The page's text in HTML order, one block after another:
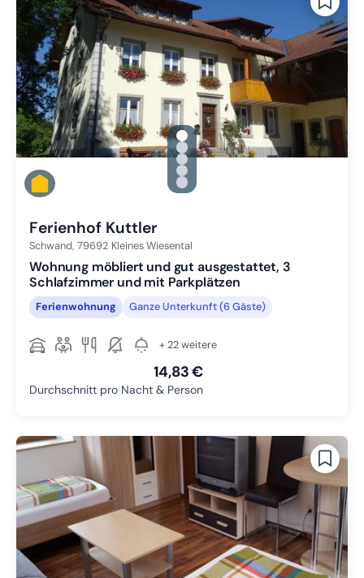
gallery.slide_selector
Zu Slide 1 wechseln
Zu Slide 2 wechseln
Zu Slide 3 wechseln
Zu Slide 4 wechseln
Zu Slide 5 wechseln
Ferienhof Kuttler
Schwand, 79692 Kleines Wiesental
Wohnung möbliert und gut ausgestattet, 3
Schlafzimmer und mit Parkplätzen
Ferienwohnung Ganze Unterkunft (6 Gäste)
+ 22 weitere
14,83 €
Durchschnitt pro Nacht & Person